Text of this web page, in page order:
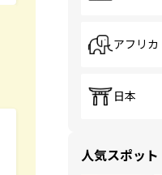
アフリカ
日本
人気スポット